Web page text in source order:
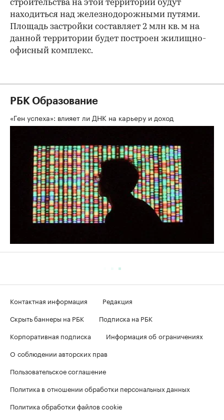
строительства на этой территории будут
находиться над железнодорожными путями.
Площадь застройки составляет 2 млн кв. м на
данной территории будет построен жилищно-
офисный комплекс.
РБК Образование
«Ген успеха»: влияет ли ДНК на карьеру и доход
Контактная информация
Редакция
Скрыть баннеры на РБК
Подписка на РБК
Корпоративная подписка
Информация об ограничениях
О соблюдении авторских прав
Пользовательское соглашение
Политика в отношении обработки персональных данных
Политика обработки файлов cookie